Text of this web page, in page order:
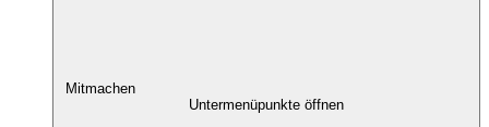
Mitmachen
Untermenüpunkte öffnen